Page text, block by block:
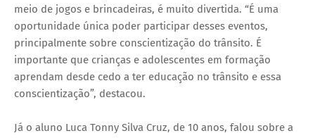
meio de jogos e brincadeiras, é muito divertida. “É uma
oportunidade única poder participar desses eventos,
principalmente sobre conscientização do trânsito. É
importante que crianças e adolescentes em formação
aprendam desde cedo a ter educação no trânsito e essa
conscientização”, destacou.
Já o aluno Luca Tonny Silva Cruz, de 10 anos, falou sobre a